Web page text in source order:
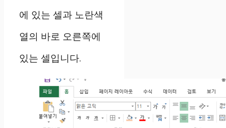
에 있는 셀과 노란색
열의 바로 오른쪽에
있는 셀입니다.